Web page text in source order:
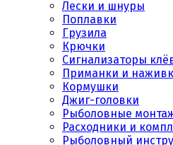
Лески и шнуры
Поплавки
Грузила
Крючки
Сигнализаторы
Приманки и
Кормушки
Джиг-головки
Рыболовные
Расходники и
Рыболовный